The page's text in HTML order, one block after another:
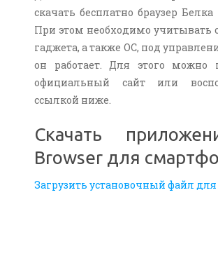
скачать бесплатно браузер Белка
При этом необходимо учитывать
гаджета, а также OС, под
он работает. Для этого можно
официальный сайт или
ссылкой ниже.
Скачать
Browser для
Загрузить установочный файл